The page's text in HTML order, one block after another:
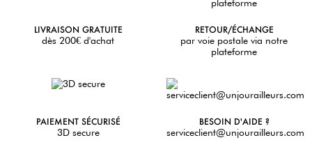
LIVRAISON GRATUITE
dès 200€ d'achat
RETOUR/ÉCHANGE
par voie postale via notre
plateforme
PAIEMENT SÉCURISÉ
3D secure
BESOIN D'AIDE ?
serviceclient@unjourailleurs.com